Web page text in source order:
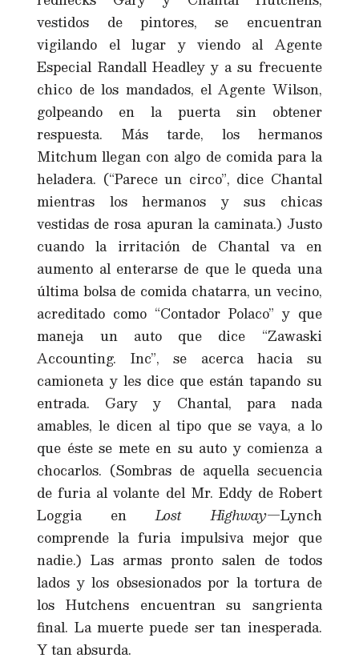
vestidos de pintores, se encuentran
vigilando el lugar y viendo al Agente
Especial Randall Headley y a su frecuente
chico de los mandados, el Agente Wilson,
golpeando en la puerta sin obtener
respuesta. Más tarde, los hermanos
Mitchum llegan con algo de comida para la
heladera. (“Parece un circo”, dice Chantal
mientras los hermanos y sus chicas
vestidas de rosa apuran la caminata.) Justo
cuando la irritación de Chantal va en
aumento al enterarse de que le queda una
última bolsa de comida chatarra, un vecino,
acreditado como “Contador Polaco” y que
maneja un auto que dice “Zawaski
Accounting. Inc”, se acerca hacia su
camioneta y les dice que están tapando su
entrada. Gary y Chantal, para nada
amables, le dicen al tipo que se vaya, a lo
que éste se mete en su auto y comienza a
chocarlos. (Sombras de aquella secuencia
de furia al volante del Mr. Eddy de Robert
Loggia enLost Highway—Lynch
comprende la furia impulsiva mejor que
nadie.) Las armas pronto salen de todos
lados y los obsesionados por la tortura de
los Hutchens encuentran su sangrienta
final. La muerte puede ser tan inesperada.
Y tan absurda.